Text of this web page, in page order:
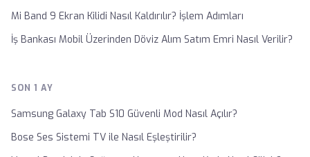
Mi Band 9 Ekran Kilidi Nasıl Kaldırılır? İşlem Adımları
İş Bankası Mobil Üzerinden Döviz Alım Satım Emri Nasıl Verilir?
SON 1 AY
Samsung Galaxy Tab S10 Güvenli Mod Nasıl Açılır?
Bose Ses Sistemi TV ile Nasıl Eşleştirilir?